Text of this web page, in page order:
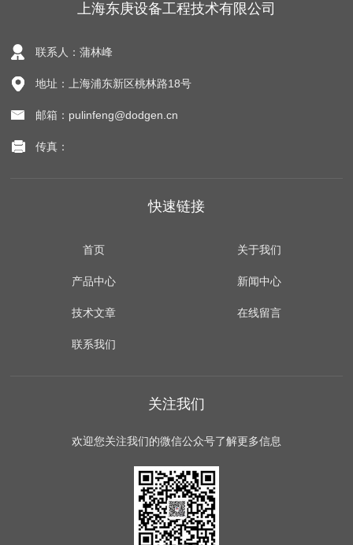
上海东庚设备工程技术有限公司
联系人：蒲林峰
地址：上海浦东新区桃林路18号
邮箱：pulinfeng@dodgen.cn
传真：
快速链接
首页 关于我们
产品中心 新闻中心
技术文章 在线留言
联系我们
关注我们
欢迎您关注我们的微信公众号了解更多信息